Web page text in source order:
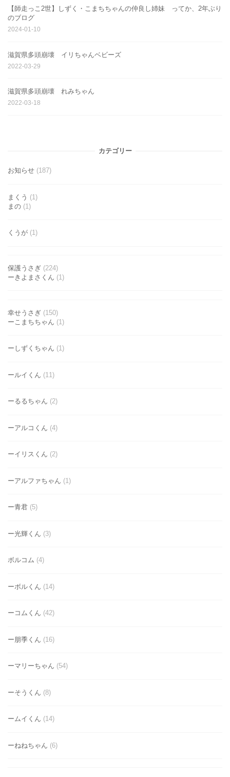
【師走っこ2世】しずく・こまちちゃんの仲良し姉妹 ってか、2年ぶり
のブログ
2024-01-10
滋賀県多頭崩壊 イリちゃんベビーズ
2022-03-29
滋賀県多頭崩壊 れみちゃん
2022-03-18
カテゴリー
お知らせ (187)
まくう (1)
まの (1)
くうが (1)
保護うさぎ (224)
ーきよまさくん (1)
幸せうさぎ (150)
ーこまちちゃん (1)
ーしずくちゃん (1)
ールイくん (11)
ーるるちゃん (2)
ーアルコくん (4)
ーイリスくん (2)
ーアルファちゃん (1)
ー青君 (5)
ー光輝くん (3)
ボルコム (4)
ーボルくん (14)
ーコムくん (42)
ー朋季くん (16)
ーマリーちゃん (54)
ーそうくん (8)
ームイくん (14)
ーねねちゃん (6)